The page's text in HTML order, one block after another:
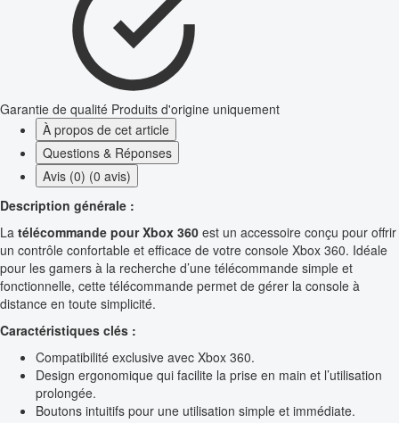
Garantie de qualité Produits d'origine uniquement
À propos de cet article
Questions & Réponses
Avis (0) (0 avis)
Description générale :
La télécommande pour Xbox 360 est un accessoire conçu pour offrir
un contrôle confortable et efficace de votre console Xbox 360. Idéale
pour les gamers à la recherche d’une télécommande simple et
fonctionnelle, cette télécommande permet de gérer la console à
distance en toute simplicité.
Caractéristiques clés :
Compatibilité exclusive avec Xbox 360.
Design ergonomique qui facilite la prise en main et l’utilisation
prolongée.
Boutons intuitifs pour une utilisation simple et immédiate.